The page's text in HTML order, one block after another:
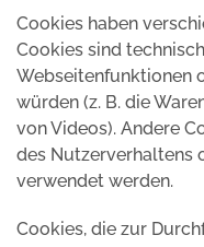
Cookies haben
Cookies sind
Webseitenfunktionen
würden (z. B. die
von Videos). Andere
des Nutzerverhaltens
verwendet werden.
Cookies, die zur